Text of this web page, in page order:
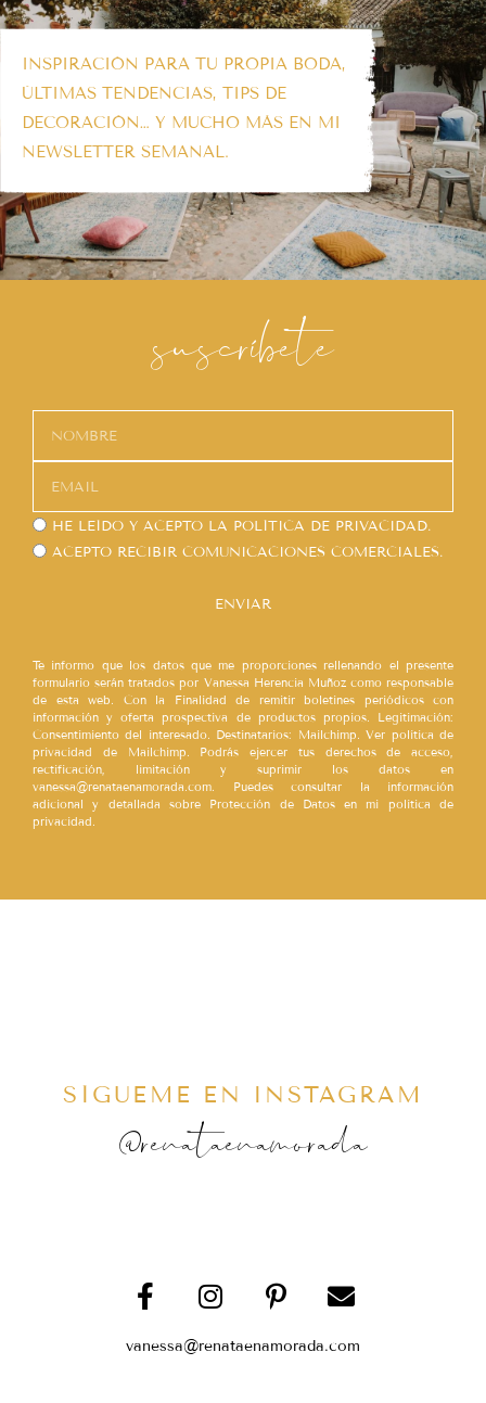
INSPIRACIÓN PARA TU PROPIA BODA,
ÚLTIMAS TENDENCIAS, TIPS DE
DECORACIÓN… Y MUCHO MÁS EN MI
NEWSLETTER SEMANAL.
suscríbete
HE LEÍDO Y ACEPTO LA POLÍTICA DE PRIVACIDAD.
ACEPTO RECIBIR COMUNICACIONES COMERCIALES.
ENVIAR
Te informo que los datos que me proporciones rellenando el presente
formulario serán tratados por Vanessa Herencia Muñoz como responsable
de esta web. Con la Finalidad de remitir boletines periódicos con
información y oferta prospectiva de productos propios. Legitimación:
Consentimiento del interesado. Destinatarios: Mailchimp. Ver política de
privacidad de Mailchimp. Podrás ejercer tus derechos de acceso,
rectificación, limitación y suprimir los datos en
vanessa@renataenamorada.com. Puedes consultar la información
adicional y detallada sobre Protección de Datos en mi política de
privacidad.
SÍGUEME EN INSTAGRAM
@renataenamorada
vanessa@renataenamorada.com